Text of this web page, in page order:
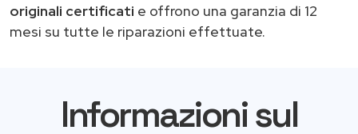
originali certificati e offrono una garanzia di 12
mesi su tutte le riparazioni effettuate.
Informazioni sul